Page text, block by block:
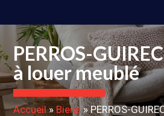
PERROS-
à louer meublé
Accueil»Biens»PERROS-